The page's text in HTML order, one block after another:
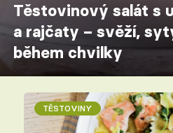
Těstovinový salát s
a rajčaty – svěží,
během chvilky
TĚSTOVINY